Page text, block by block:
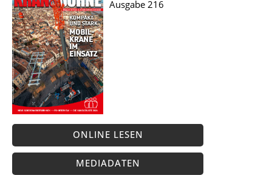
Ausgabe 216
ONLINE LESEN
MEDIADATEN